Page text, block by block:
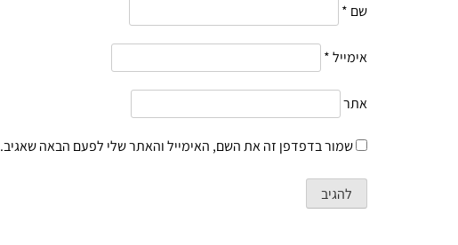
שם *
אימייל*
אתר
שמור בדפדפן זה את השם, האימייל והאתר שלי לפעם הבאה שאגיב.